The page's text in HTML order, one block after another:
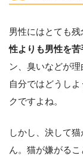
男性にはとても
性よりも男性を苦
ン、臭いなどが理
自分ではどうし
クですよね。
しかし、決して
ん。猫が嫌がる